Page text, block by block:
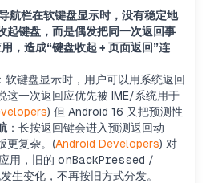
航栏在软键盘显示时，没有稳定地
起键盘，而是偶发把同一次返回事
，造成“键盘收起 + 页面返回”连
键盘显示时，用户可以用系统返回
这一次返回应优先被 IME/系统用于
) 但 Android 16 又把预测性
：长按返回键会进入预测返回动
更复杂。(Android Developers) 对
用，旧的 onBackPressed /
生变化，不再按旧方式分发。